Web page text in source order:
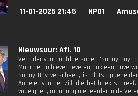
11-01-2025 21:45 NPO1
Nieuwsuur: Afl. 10
Verrader van hoofdpersonen 'Sonny Boy'
Maar de archieven leveren ook een
Sonny Boy verscheen, is plots
Annejet van der Zijl, die het boek
vogelgriep, maar nog niet eerder in de